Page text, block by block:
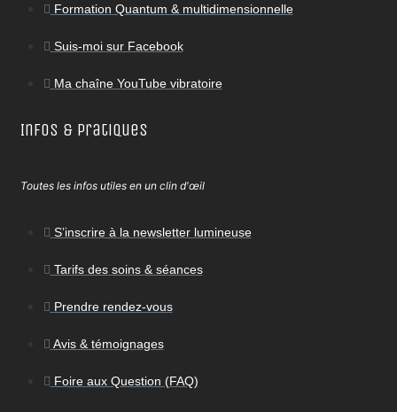
Formation Quantum & multidimensionnelle
Suis-moi sur Facebook
Ma chaîne YouTube vibratoire
Infos & Pratiques
Toutes les infos utiles en un clin d'œil
S’inscrire à la newsletter lumineuse
Tarifs des soins & séances
Prendre rendez-vous
Avis & témoignages
Foire aux Question (FAQ)